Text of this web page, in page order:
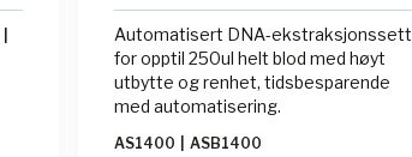
Automatisert DNA-ekstraksjonssett
for opptil 250ul helt blod med høyt
utbytte og renhet, tidsbesparende
med automatisering.
AS1400 ASB1400